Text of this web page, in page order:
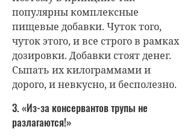
популярны комплексные
пищевые добавки. Чуток того,
чуток этого, и все строго в рамках
дозировки. Добавки стоят денег.
Сыпать их килограммами и
дорого, и невкусно, и бесполезно.
3. «Из-за консервантов трупы не
разлагаются!»